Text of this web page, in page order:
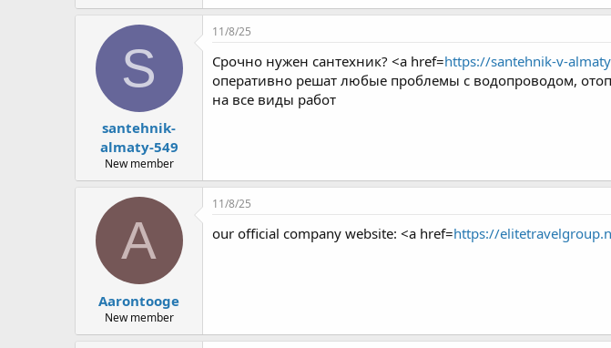
S
santehnik-
almaty-549
New member
11/8/25
Срочно нужен сантехник? <a href=https://santehnik-v-
оперативно решат любые проблемы с водопроводом,
на все виды работ
A
Aarontooge
New member
11/8/25
our official company website: <a href=https://